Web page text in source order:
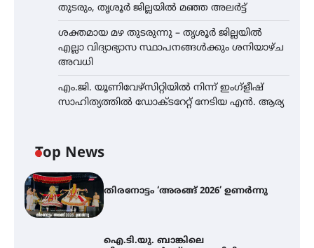
തുടരും, തൃശൂർ ജില്ലയിൽ മഞ്ഞ അലർട്ട്
ശക്തമായ മഴ തുടരുന്നു – തൃശൂർ ജില്ലയിൽ
എല്ലാ വിദ്യാഭ്യാസ സ്ഥാപനങ്ങൾക്കും ശനിയാഴ്ച
അവധി
എം.ജി. യൂണിവേഴ്‌സിറ്റിയിൽ നിന്ന് ഇംഗ്ളീഷ്
സാഹിത്യത്തിൽ ഡോക്ടറേറ്റ് നേടിയ എൻ. ആര്യ
Top News
തിരനോട്ടം ‘അരങ്ങ് 2026’ ഉണർന്നു
ഐ.ടി.യു. ബാങ്കിലെ